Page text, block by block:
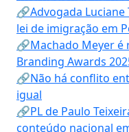
🔗Advogada Luciane
lei de imigração em
🔗Machado Meyer é
Branding Awards
🔗Não há conflito
igual
🔗PL de Paulo
conteúdo nacional